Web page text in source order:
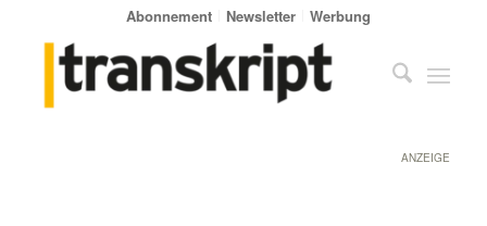
Abonnement Newsletter Werbung
ANZEIGE